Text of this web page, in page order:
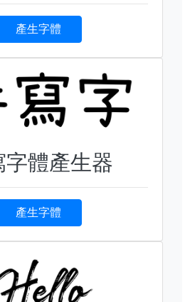
產生字體
字體產生器
產生字體